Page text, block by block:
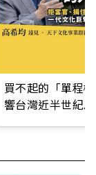
買不起的「單程
響台灣近半世紀